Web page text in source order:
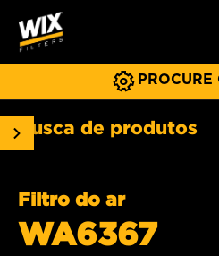
PROCURE
Busca de produtos
Filtro do ar
WA6367